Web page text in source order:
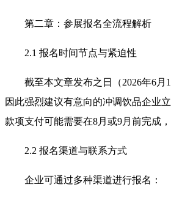
第二章：参展报名全流程解析
2.1 报名时间节点与紧迫性
截至本文章发布之日（2026年6
因此强烈建议有意向的冲调饮品企业
款项支付可能需要在8月或9月前完成
2.2 报名渠道与联系方式
企业可通过多种渠道进行报名：